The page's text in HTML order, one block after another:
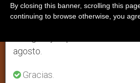
causando polémica en
y promete ser uno de los
calientes de las
agosto.
Gracias.
By closing this banner, scrolling this
continuing to browse otherwise, you